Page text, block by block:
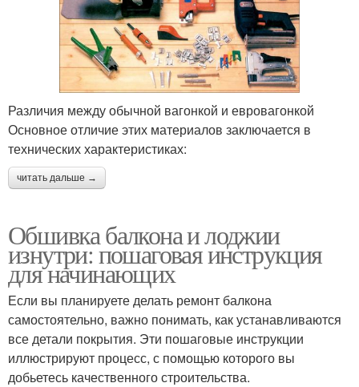
Различия между обычной вагонкой и евровагонкой
Основное отличие этих материалов заключается в
технических характеристиках:
читать дальше →
Обшивка балкона и лоджии
изнутри: пошаговая инструкция
для начинающих
Если вы планируете делать ремонт балкона
самостоятельно, важно понимать, как устанавливаются
все детали покрытия. Эти пошаговые инструкции
иллюстрируют процесс, с помощью которого вы
добьетесь качественного строительства.